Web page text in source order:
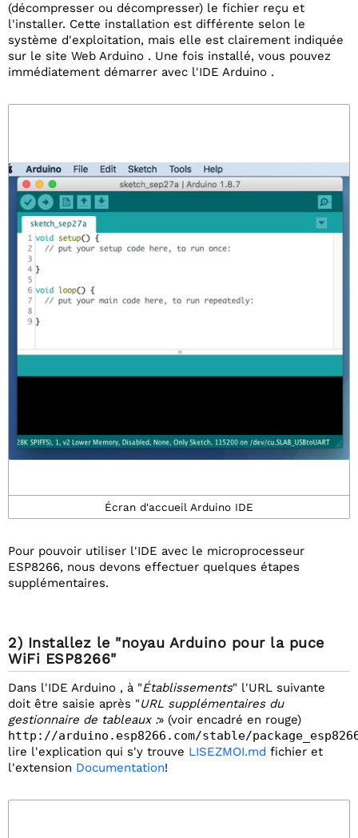
(décompresser ou décompresser) le fichier reçu et
l'installer. Cette installation est différente selon le
système d'exploitation, mais elle est clairement indiquée
sur le site Web Arduino . Une fois installé, vous pouvez
immédiatement démarrer avec l'IDE Arduino .
Écran d'accueil Arduino IDE
Pour pouvoir utiliser l'IDE avec le microprocesseur
ESP8266, nous devons effectuer quelques étapes
supplémentaires.
2) Installez le "noyau Arduino pour la puce
WiFi ESP8266"
Dans l'IDE Arduino , à "Établissements" l'URL suivante
doit être saisie après "URL supplémentaires du
gestionnaire de tableaux :» (voir encadré en rouge)
http://arduino.esp8266.com/stable/
lire l'explication qui s'y trouve LISEZMOI.md fichier et
l'extension Documentation!